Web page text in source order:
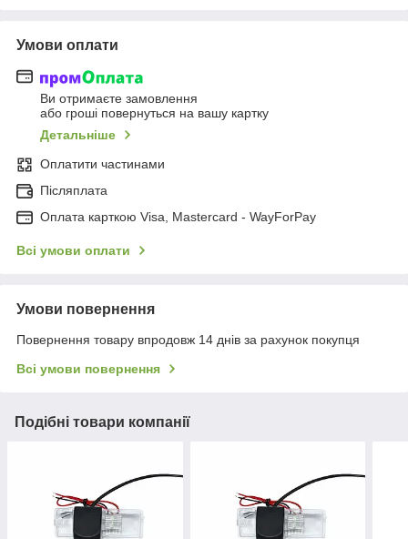
Умови оплати
Ви отримаєте замовлення
або гроші повернуться на вашу картку
Детальніше
Оплатити частинами
Післяплата
Оплата карткою Visa, Mastercard - WayForPay
Всі умови оплати
Умови повернення
Повернення товару впродовж 14 днів за рахунок покупця
Всі умови повернення
Подібні товари компанії